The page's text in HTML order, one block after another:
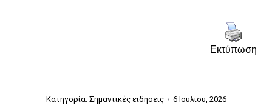
Εκτύπωση
Κατηγορία: Σημαντικές ειδήσεις
6 Ιουλίου, 2026